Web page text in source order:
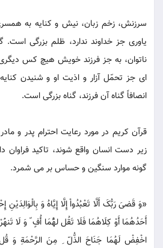
سرزنش، زخم زبان، نیش و کنایه به
یاوری جز خداوند ندارد، ظلم بزرگی
ناتوان، به جز فرزند خویش هیچ کس دیگری
ای جز تحمّل آزار و اذیت او و شنیدن
انصافاً گناه آن فرزند، گناه بزرگی است.
قرآن کریم در مورد رعایت احترام پدر و
زیر دست انسان واقع شوند، تاکید فراوان
گونه موارد سنگین و حساس بر می شمرد.
«وَ قَضیَ رَبُّکَ أَلَّا تَعْبُدُواْ إِلَّا إِیَّاهُ وَ
أَحَدُهُمَا أَوْ کِلَاهُمَا فَلَا تَقُل لهَُّمَا أُفٍ ّ وَ لَا
اخْفِضْ لَهُمَا جَنَاحَ الذُّلّ ِ مِنَ الرَّحْمَةِ وَ